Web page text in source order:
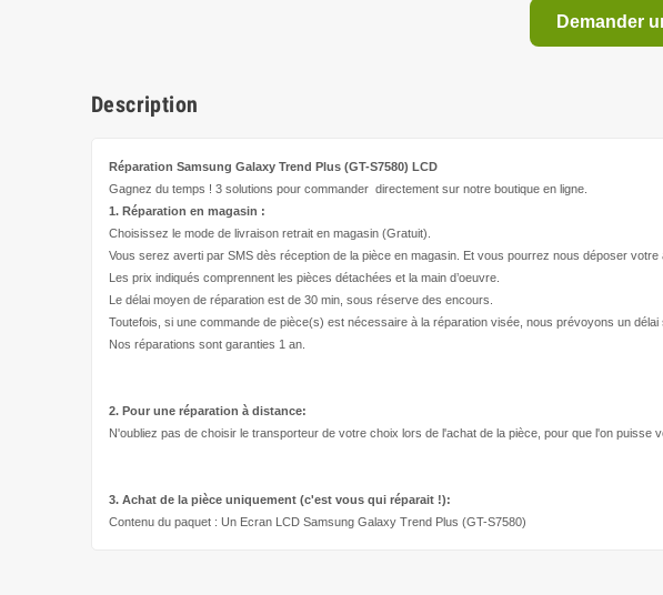
Demander
Description
Réparation Samsung Galaxy Trend Plus (GT-S7580) LCD
Gagnez du temps ! 3 solutions pour commander directement sur notre boutique en ligne.
1. Réparation en magasin :
Choisissez le mode de livraison retrait en magasin (Gratuit).
Vous serez averti par SMS dès réception de la pièce en magasin. Et vous pourrez nous déposer votre
Les prix indiqués comprennent les pièces détachées et la main d’oeuvre
Le délai moyen de réparation est de 30 min, sous réserve des encours.
Toutefois, si une commande de pièce(s) est nécessaire à la réparation visée, nous prévoyons un délai
Nos réparations sont garanties 1 an.
2. Pour une réparation à distance:
N'oubliez pas de choisir le transporteur de votre choix lors de l'achat de la pièce, pour que l'on puisse
3. Achat de la pièce uniquement (c'est vous qui réparait !):
Contenu du paquet : Un Ecran LCD Samsung Galaxy Trend Plus (GT-S7580)